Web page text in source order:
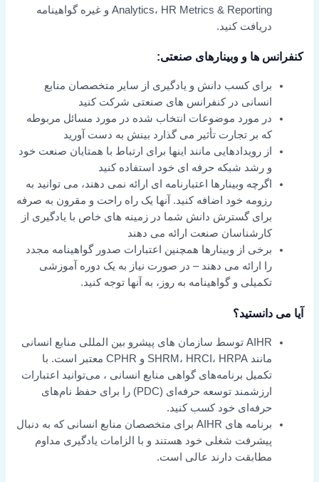
Analytics، HR Metrics & Reporting و غیره گواهینامه
دریافت کنید.
کنفرانس ها و وبینارهای صنعتی:
برای کسب دانش و یادگیری از سایر متخصصان منابع
انسانی در کنفرانس های صنعتی شرکت کنید
در مورد موضوعات انتخاب شده در مورد مسائل مربوطه
که بر تجارت تأثیر می گذارد بینش به دست آورید
از رویدادهایی مانند اینها برای ارتباط با همتایان صنعت خود
و رشد شبکه حرفه ای خود استفاده کنید
اگرچه وبینارها اعتبارنامه ای ارائه نمی دهند، می توانید به
رزومه خود اضافه کنید. آنها یک راه راحت و مقرون به صرفه
برای گسترش دانش شما در زمینه های خاص با یادگیری از
کارشناسان صنعت ارائه می دهند
برخی از وبینارها همچنین اعتبارات صدور گواهینامه مجدد
را ارائه می دهند – در صورت نیاز به یک دوره آموزشی
تکمیلی و گواهینامه به روز، به آنها توجه کنید.
آیا می دانستید؟
AIHR توسط سازمان های پیشرو بین المللی منابع انسانی
مانند SHRM، HRCI، HRPA و CPHR معتبر است. با
تکمیل برنامه‌های گواهی منابع انسانی، می‌توانید اعتبارات
ارزشمند توسعه حرفه‌ای (PDC) را برای حفظ نام‌های
حرفه‌ای خود کسب کنید.
برنامه های AIHR برای متخصصان منابع انسانی که به دنبال
پیشرفت شغلی خود هستند و با الزامات یادگیری مداوم
مطابقت دارند عالی است.